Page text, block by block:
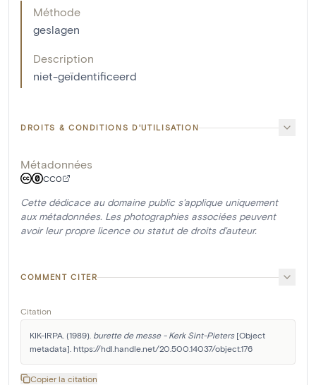
Méthode
geslagen
Description
niet-geïdentificeerd
DROITS & CONDITIONS D'UTILISATION
Métadonnées
CC0
Cette dédicace au domaine public s'applique uniquement
aux métadonnées. Les photographies associées peuvent
avoir leur propre licence ou statut de droits d'auteur.
COMMENT CITER
Citation
KIK-IRPA. (1989). burette de messe - Kerk Sint-Pieters [Object
metadata]. https://hdl.handle.net/20.500.14037/object.176
Copier la citation